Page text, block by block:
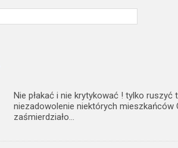
Nie płakać i nie krytykować ! tylko
niezadowolenie niektórych mieszkańców
zaśmierdziało…